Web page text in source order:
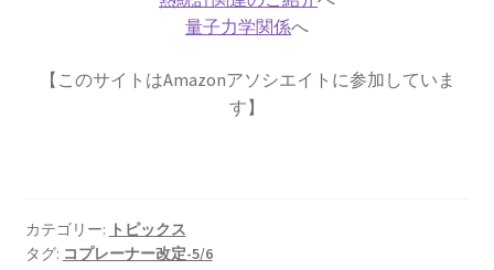
J・C・マクスウェル
量子力学関係へ
【このサイトはAmazonアソシエイトに参加していま
す】
カテゴリー: トピックス
タグ: コプレーナー改定-5/6